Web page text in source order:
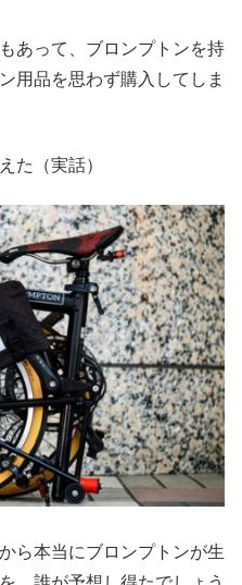
あって、ブロンプトンを持
用品を思わず購入してしま
た（実話）
ら本当にブロンプトンが生